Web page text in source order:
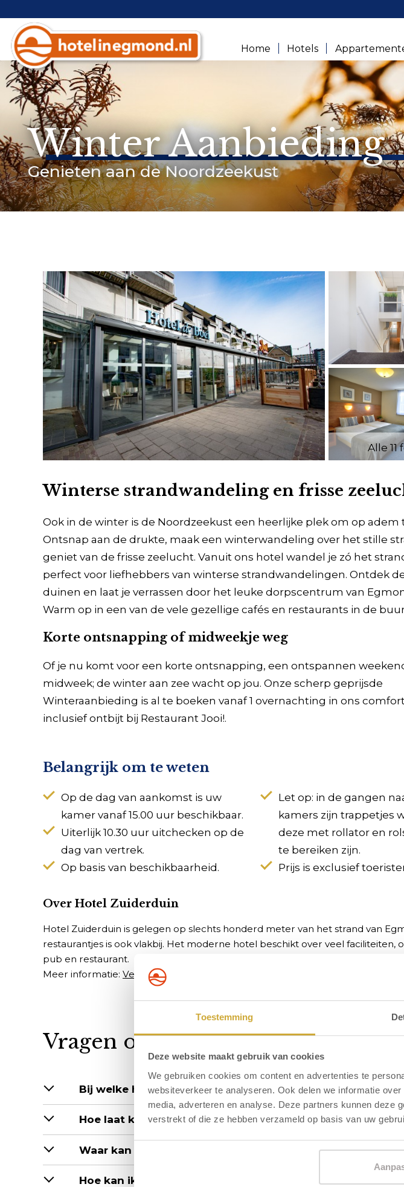
Toestemming
Deze website maakt gebruik van cookies
We gebruiken cookies om content en advertenties te
websiteverkeer te analyseren. Ook delen we informatie
media, adverteren en analyse. Deze partners kunnen deze
verstrekt of die ze hebben verzameld op basis van uw
Home Hotels
Winter Aanbieding
Genieten aan de Noordzeekust
Alle 11
Winterse strandwandeling en frisse
Ook in de winter is de Noordzeekust een heerlijke plek om op adem
Ontsnap aan de drukte, maak een winterwandeling over het stille
geniet van de frisse zeelucht. Vanuit ons hotel wandel je zó het
perfect voor liefhebbers van winterse strandwandelingen. Ontdek
duinen en laat je verrassen door het leuke dorpscentrum van
Warm op in een van de vele gezellige cafés en restaurants in de
Korte ontsnapping of midweekje weg
Of je nu komt voor een korte ontsnapping, een ontspannen
midweek; de winter aan zee wacht op jou. Onze scherp geprijsde
Winteraanbieding is al te boeken vanaf 1 overnachting in ons
inclusief ontbijt bij Restaurant Jooi!.
Belangrijk om te weten
Op de dag van aankomst is uw
kamer vanaf 15.00 uur beschikbaar.
Uiterlijk 10.30 uur uitchecken op de
dag van vertrek.
Op basis van beschikbaarheid.
Let op: in de gangen
kamers zijn trappetjes
deze met rollator en
te bereiken zijn.
Prijs is exclusief
Over Hotel Zuiderduin
Hotel Zuiderduin is gelegen op slechts honderd meter van het strand van
restaurantjes is ook vlakbij. Het moderne hotel beschikt over veel
pub en restaurant.
Meer informatie: Veelgestelde vragen
Vragen over het arrangement
Bij welke hotels kan ik mijn hond meenemen?
Hoe laat kan ik in- en uitchecken?
Waar kan ik in- en uitchecken?
Hoe kan ik reserveren?